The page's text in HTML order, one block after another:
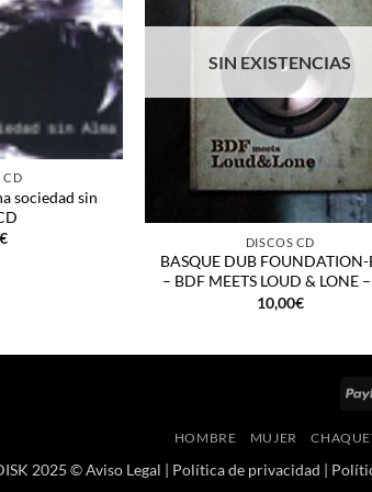
CD
sociedad sin
SIN EXISTENCIAS
DISCOS CD
BASQUE DUB
– BDF MEETS LOUD & LONE
10,00€
HOMBRE MUJER
2025 ©Aviso Legal | Política de privacidad |